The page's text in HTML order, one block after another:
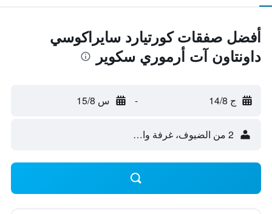
أفضل صفقات كورتيارد سايراكوسي
داونتاون آت أرموري سكوير
ج 14/8 - س 15/8
2 من الضيوف، غرفة واحدة